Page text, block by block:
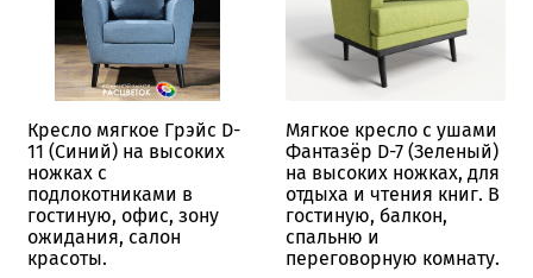
Кресло мягкое Грэйс D-
11 (Синий) на высоких
ножках с
подлокотниками в
гостиную, офис, зону
ожидания, салон
красоты.
Мягкое кресло с ушами
Фантазёр D-7 (Зеленый)
на высоких ножках, для
отдыха и чтения книг. В
гостиную, балкон,
спальню и
переговорную комнату.